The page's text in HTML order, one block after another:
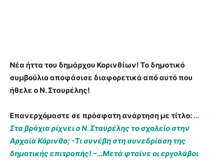
Νέα ήττα του δημάρχου Κορινθίων! Το δημοτικό
συμβούλιο αποφάσισε διαφορετικά από αυτό που
ήθελε ο Ν. Σταυρέλης!
Επανερχόμαστε σε πρόσφατη ανάρτηση με τίτλο:…
Στα βράχια ρίχνει ο Ν. Σταυρέλης το σχολείο στην
Αρχαία Κόρινθο; -Τι συνέβη στη συνεδρίαση της
δημοτικής επιτροπής! –…Μετά φταίνε οι εργολάβοι